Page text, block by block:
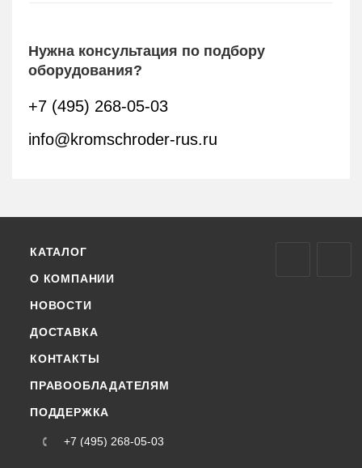
Нужна консультация по подбору
оборудования?
+7 (495) 268-05-03
info@kromschroder-rus.ru
КАТАЛОГ
О КОМПАНИИ
НОВОСТИ
ДОСТАВКА
КОНТАКТЫ
ПРАВООБЛАДАТЕЛЯМ
ПОДДЕРЖКА
+7 (495) 268-05-03